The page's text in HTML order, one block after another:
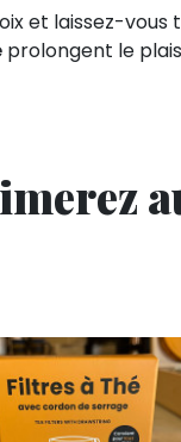
et laissez-
prolongent le